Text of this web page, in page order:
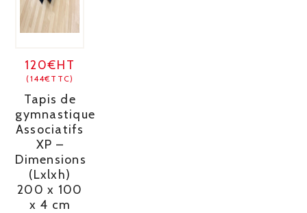
120€HT
(144€TTC)
Tapis de
gymnastique
Associatifs
XP –
Dimensions
(Lxlxh)
200 x 100
x 4 cm